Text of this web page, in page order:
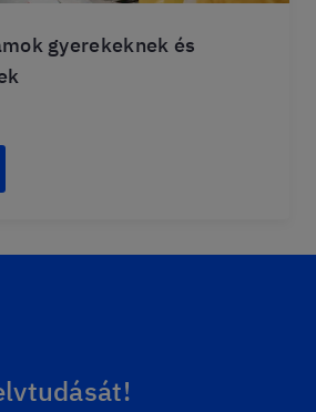
gyerekeknek és